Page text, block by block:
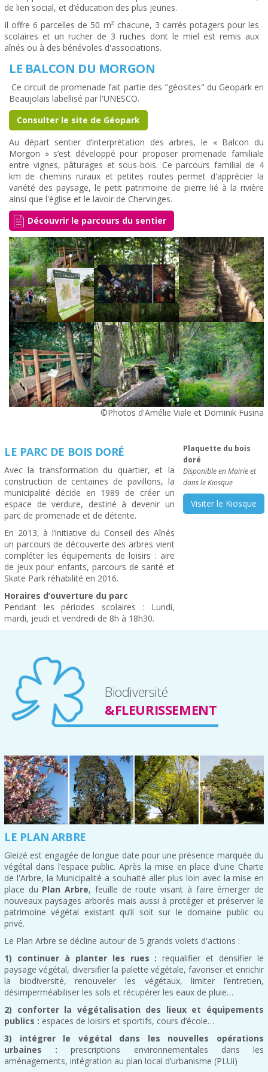
de lien social, et d’éducation des plus jeunes.
Il offre 6 parcelles de 50 m² chacune, 3 carrés potagers pour les
scolaires et un rucher de 3 ruches dont le miel est remis aux
aînés ou à des bénévoles d'associations.
LE BALCON DU MORGON
Ce circuit de promenade fait partie des "géosites" du Geopark en
Beaujolais labellisé par l'UNESCO.
Consulter le site de Géopark
Au départ sentier d’interprétation des arbres, le « Balcon du
Morgon » s’est développé pour proposer promenade familiale
entre vignes, pâturages et sous-bois. Ce parcours familial de 4
km de chemins ruraux et petites routes permet d'apprécier la
variété des paysage, le petit patrimoine de pierre lié à la rivière
ainsi que l'église et le lavoir de Chervinges.
Découvrir le parcours du sentier
©Photos d'Amélie Viale et Dominik Fusina
LE PARC DE BOIS DORÉ
Avec la transformation du quartier, et la
construction de centaines de pavillons, la
municipalité décide en 1989 de créer un
espace de verdure, destiné à devenir un
parc de promenade et de détente.
En 2013, à l’initiative du Conseil des Aînés
un parcours de découverte des arbres vient
compléter les équipements de loisirs : aire
de jeux pour enfants, parcours de santé et
Skate Park réhabilité en 2016.
Horaires d’ouverture du parc
Pendant les périodes scolaires : Lundi,
mardi, jeudi et vendredi de 8h à 18h30.
Plaquette du bois
doré
Disponible en Mairie et
dans le Kiosque
Visiter le Kiosque
Biodiversité
&FLEURISSEMENT
LE PLAN ARBRE
Gleizé est engagée de longue date pour une présence marquée du
végétal dans l’espace public. Après la mise en place d'une Charte
de l'Arbre, la Municipalité a souhaité aller plus loin avec la mise en
place du Plan Arbre, feuille de route visant à faire émerger de
nouveaux paysages arborés mais aussi à protéger et préserver le
patrimoine végétal existant qu’il soit sur le domaine public ou
privé.
Le Plan Arbre se décline autour de 5 grands volets d'actions :
1) continuer à planter les rues : requalifier et densifier le
paysage végétal, diversifier la palette végétale, favoriser et enrichir
la biodiversité, renouveler les végétaux, limiter l’entretien,
désimperméabiliser les sols et récupérer les eaux de pluie…
2) conforter la végétalisation des lieux et équipements
publics : espaces de loisirs et sportifs, cours d’école…
3) intégrer le végétal dans les nouvelles opérations
urbaines : prescriptions environnementales dans les
aménagements, intégration au plan local d’urbanisme (PLUi)